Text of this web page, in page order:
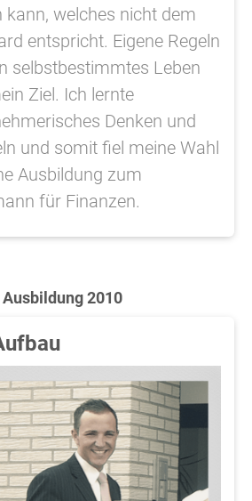
kann, welches nicht dem
entspricht. Eigene Regeln
selbstbestimmtes Leben
Ziel. Ich lernte
Denken und
und somit fiel meine Wahl
Ausbildung zum
für Finanzen.
Ausbildung 2010